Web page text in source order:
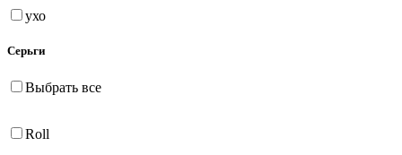
ухо
Серьги
Выбрать все
Roll